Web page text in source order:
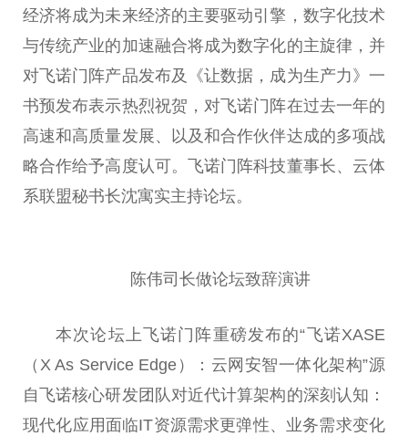
经济将成为未来经济的主要驱动引擎，数字化技术
与传统产业的加速融合将成为数字化的主旋律，并
对飞诺门阵产品发布及《让数据，成为生产力》一
书预发布表示热烈祝贺，对飞诺门阵在过去一年的
高速和高质量发展、以及和合作伙伴达成的多项战
略合作给予高度认可。飞诺门阵科技董事长、云体
系联盟秘书长沈寓实主持论坛。
陈伟司长做论坛致辞演讲
本次论坛上飞诺门阵重磅发布的“飞诺XASE
（X As Service Edge）：云网安智一体化架构”源
自飞诺核心研发团队对近代计算架构的深刻认知：
现代化应用面临IT资源需求更弹性、业务需求变化